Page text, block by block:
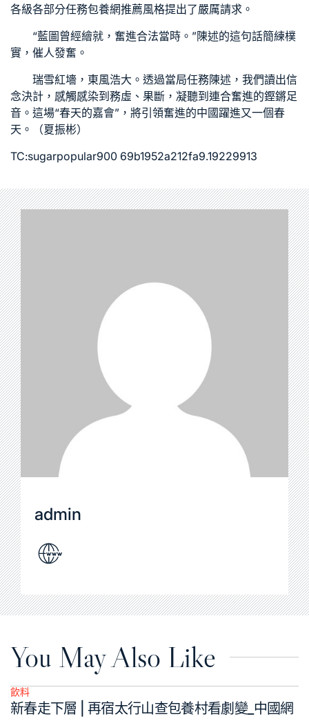
各級各部分任務包養網推薦風格提出了嚴厲請求。
“藍圖曾經繪就，奮進合法當時。”陳述的這句話簡練樸
實，催人發奮。
瑞雪紅墻，東風浩大。透過當局任務陳述，我們讀出信
念決計，感觸感染到務虛、果斷，凝聽到連合奮進的鏗鏘足
音。這場“春天的嘉會”，將引領奮進的中國躍進又一個春
天。（夏振彬）
TC:sugarpopular900 69b1952a212fa9.19229913
admin
You May Also Like
Posted
in
飲料
新春走下層 | 再宿太行山查包養村看劇變_中國網